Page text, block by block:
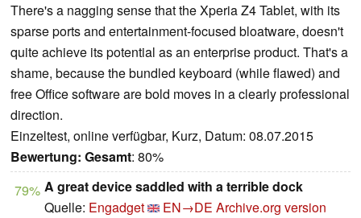
There's a nagging sense that the Xperia Z4 Tablet, with its
sparse ports and entertainment-focused bloatware, doesn't
quite achieve its potential as an enterprise product. That's a
shame, because the bundled keyboard (while flawed) and
free Office software are bold moves in a clearly professional
direction.
Einzeltest, online verfügbar, Kurz, Datum: 08.07.2015
Bewertung: Gesamt: 80%
79% A great device saddled with a terrible dock
Quelle: Engadget EN→DE Archive.org version